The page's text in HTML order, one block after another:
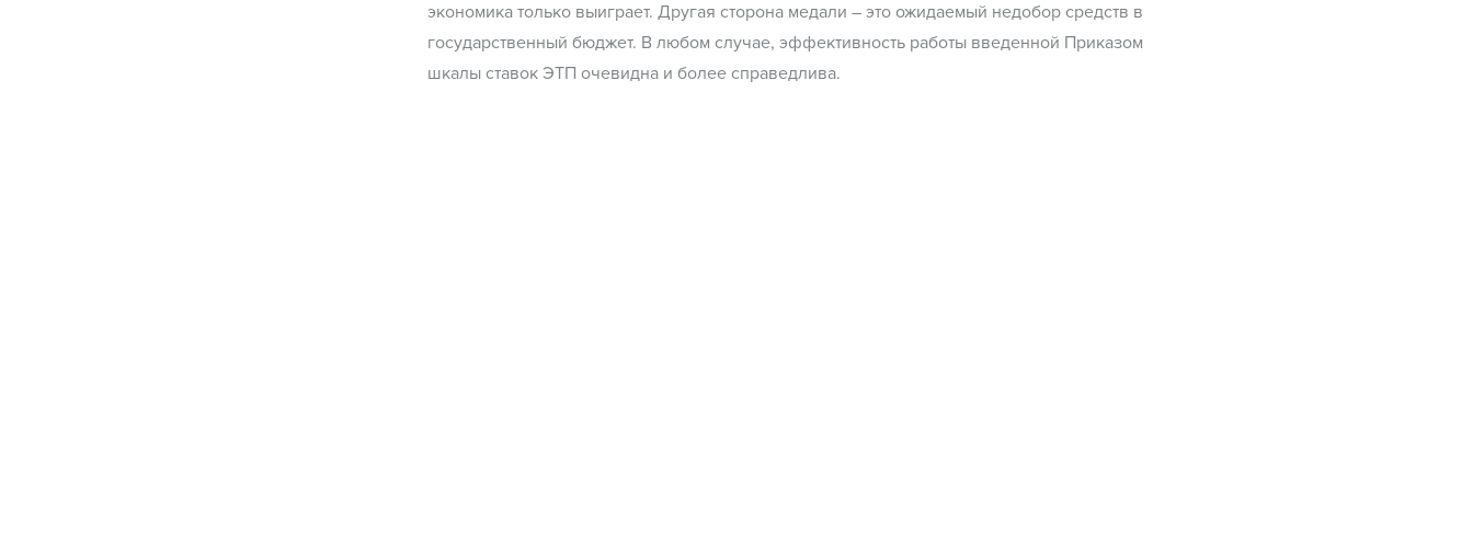
экономика только выиграет. Другая сторона медали – это ожидаемый недобор средств в
государственный бюджет. В любом случае, эффективность работы введенной Приказом
шкалы ставок ЭТП очевидна и более справедлива.